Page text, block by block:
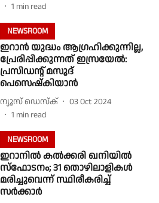
1 min read
NEWSROOM
ഇറാൻ യുദ്ധം ആഗ്രഹിക്കുന്നില്ല,
പ്രേരിപ്പിക്കുന്നത് ഇസ്രയേൽ:
പ്രസിഡന്റ് മസൂദ്
പെസെഷ്‌കിയാൻ
ന്യൂസ് ഡെസ്ക്
03 Oct 2024
1 min read
NEWSROOM
ഇറാനില്‍ കൽക്കരി ഖനിയില്‍
സ്ഫോടനം; 31 തൊഴിലാളികള്‍
മരിച്ചുവെന്ന് സ്ഥിരീകരിച്ച്
സർക്കാർ